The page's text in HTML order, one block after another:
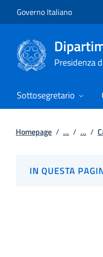
Governo Italiano
Presidenza
Sottosegretario
Homepage / ... / ... /
IN QUESTA